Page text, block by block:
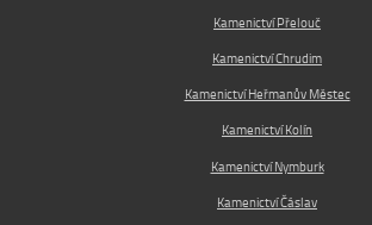
Kamenictví Přelouč
Kamenictví Chrudim
Kamenictví Heřmanův Městec
Kamenictví Kolín
Kamenictví Nymburk
Kamenictví Čáslav